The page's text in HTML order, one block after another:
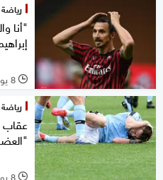
رياضة
"أنا
l 8 يوليو 2020
رياضة
عقاب
l 8 يوليو 2020